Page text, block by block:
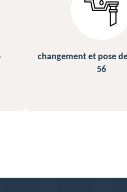
de gouttière